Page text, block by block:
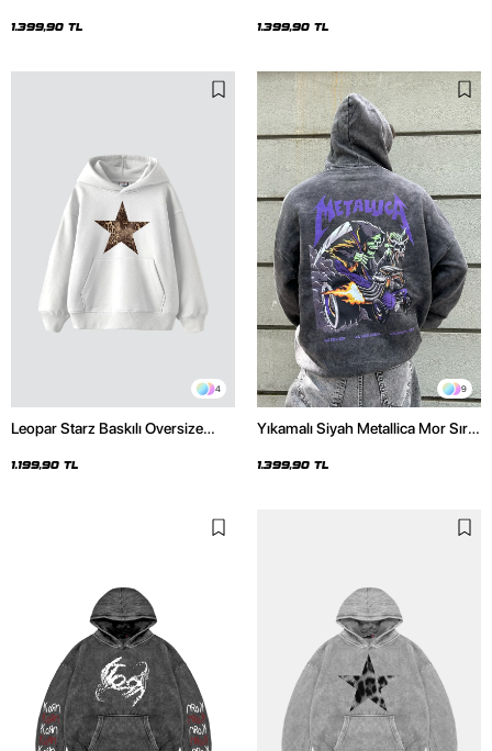
Hoodie
1.399,90 TL
Hoodie
1.399,90 TL
4
Leopar Starz Baskılı Oversize
1.199,90 TL
9
Yıkamalı Siyah Metallica Mor Sırt
Hoodie
1.399,90 TL